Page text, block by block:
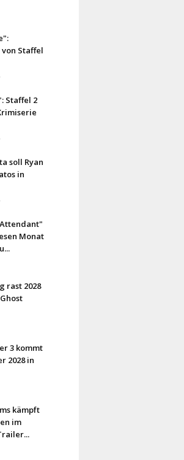
Staffel
Staffel 2
soll Ryan
in
Monat
rast 2028
3 kommt
2028 in
kämpft
im